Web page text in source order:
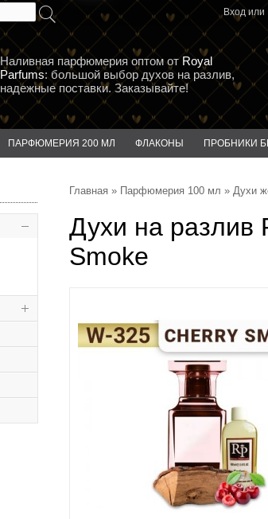
Вход или
Наливная парфюмерия оптом от Royal
Parfums: большой выбор духов на разлив,
надежные поставки. Заказывайте!
ПАРФЮМЕРИЯ 200 МЛ ФЛАКОНЫ ПРОБНИКИ
Главная » Парфюмерия 100 мл » Духи
Духи на разлив
Smoke